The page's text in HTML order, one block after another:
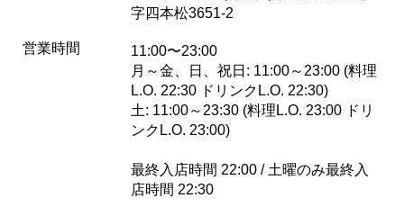
字四本松3651-2
営業時間
11:00〜23:00
月～金、日、祝日: 11:00～23:00 (料理
L.O. 22:30 ドリンクL.O. 22:30)
土: 11:00～23:30 (料理L.O. 23:00 ドリ
ンクL.O. 23:00)
最終入店時間 22:00 / 土曜のみ最終入
店時間 22:30